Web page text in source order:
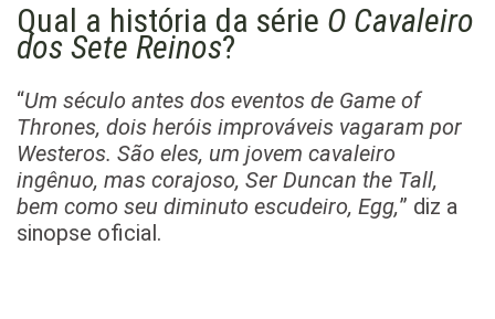
Qual a história da série O Cavaleiro
dos Sete Reinos?
“Um século antes dos eventos de Game of
Thrones, dois heróis improváveis vagaram por
Westeros. São eles, um jovem cavaleiro
ingênuo, mas corajoso, Ser Duncan the Tall,
bem como seu diminuto escudeiro, Egg,” diz a
sinopse oficial.